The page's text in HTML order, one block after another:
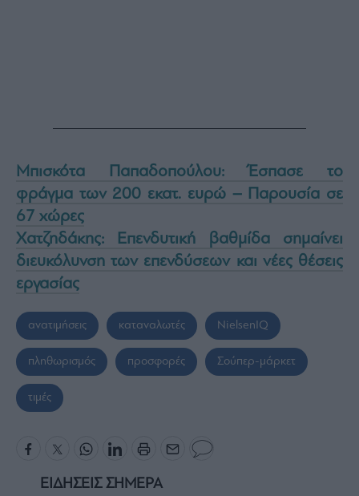
Μπισκότα Παπαδοπούλου: Έσπασε το
φράγμα των 200 εκατ. ευρώ – Παρουσία σε
67 χώρες
Χατζηδάκης: Επενδυτική βαθμίδα σημαίνει
διευκόλυνση των επενδύσεων και νέες θέσεις
εργασίας
ανατιμήσεις καταναλωτές ΝielsenIQ
πληθωρισμός προσφορές Σούπερ-μάρκετ
τιμές
ΕΙΔΗΣΕΙΣ ΣΗΜΕΡΑ